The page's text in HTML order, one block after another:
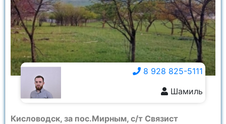
Кисловодск, за пос.Мирным, с/т Связист
8 928 825-5111
Шамиль